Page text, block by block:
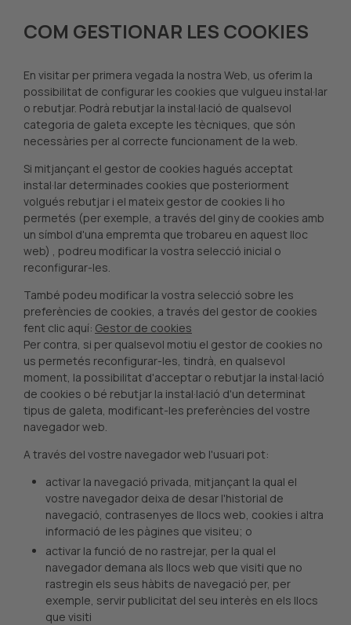
COM GESTIONAR LES COOKIES
En visitar per primera vegada la nostra Web, us oferim la
possibilitat de configurar les cookies que vulgueu instal·lar
o rebutjar. Podrà rebutjar la instal·lació de qualsevol
categoria de galeta excepte les tècniques, que són
necessàries per al correcte funcionament de la web.
Si mitjançant el gestor de cookies hagués acceptat
instal·lar determinades cookies que posteriorment
volgués rebutjar i el mateix gestor de cookies li ho
permetés (per exemple, a través del giny de cookies amb
un símbol d'una empremta que trobareu en aquest lloc
web) , podreu modificar la vostra selecció inicial o
reconfigurar-les.
També podeu modificar la vostra selecció sobre les
preferències de cookies, a través del gestor de cookies
fent clic aquí: Gestor de cookies
Per contra, si per qualsevol motiu el gestor de cookies no
us permetés reconfigurar-les, tindrà, en qualsevol
moment, la possibilitat d'acceptar o rebutjar la instal·lació
de cookies o bé rebutjar la instal·lació d'un determinat
tipus de galeta, modificant-les preferències del vostre
navegador web.
A través del vostre navegador web l'usuari pot:
activar la navegació privada, mitjançant la qual el
vostre navegador deixa de desar l'historial de
navegació, contrasenyes de llocs web, cookies i altra
informació de les pàgines que visiteu; o
activar la funció de no rastrejar, per la qual el
navegador demana als llocs web que visiti que no
rastregin els seus hàbits de navegació per, per
exemple, servir publicitat del seu interès en els llocs
que visiti